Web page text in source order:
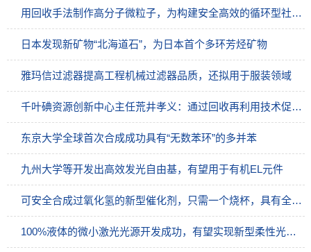
用回收手法制作高分子微粒子，为构建安全高效的循环型社会做贡献
日本发现新矿物“北海道石”，为日本首个多环芳烃矿物
雅玛信过滤器提高工程机械过滤器品质，还拟用于服装领域
千叶碘资源创新中心主任荒井孝义：通过回收再利用技术促进碘资源循环
东京大学全球首次合成成功具有“无数苯环”的多并苯
九州大学等开发出高效发光自由基，有望用于有机EL元件
可安全合成过氧化氢的新型催化剂，只需一个烧杯，具有全球最高的反应效率
100%液体的微小激光光源开发成功，有望实现新型柔性光学元件